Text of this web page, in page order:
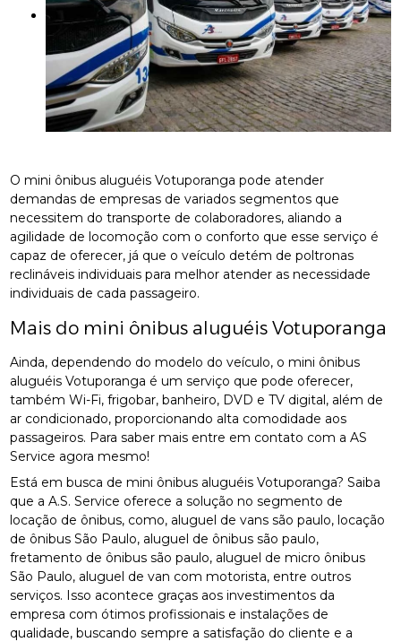
O mini ônibus aluguéis Votuporanga pode atender
demandas de empresas de variados segmentos que
necessitem do transporte de colaboradores, aliando a
agilidade de locomoção com o conforto que esse serviço é
capaz de oferecer, já que o veículo detém de poltronas
reclináveis individuais para melhor atender as necessidade
individuais de cada passageiro.
Mais do mini ônibus aluguéis Votuporanga
Ainda, dependendo do modelo do veículo, o mini ônibus
aluguéis Votuporanga é um serviço que pode oferecer,
também Wi-Fi, frigobar, banheiro, DVD e TV digital, além de
ar condicionado, proporcionando alta comodidade aos
passageiros. Para saber mais entre em contato com a AS
Service agora mesmo!
Está em busca de mini ônibus aluguéis Votuporanga? Saiba
que a A.S. Service oferece a solução no segmento de
locação de ônibus, como, aluguel de vans são paulo, locação
de ônibus São Paulo, aluguel de ônibus são paulo,
fretamento de ônibus são paulo, aluguel de micro ônibus
São Paulo, aluguel de van com motorista, entre outros
serviços. Isso acontece graças aos investimentos da
empresa com ótimos profissionais e instalações de
qualidade, buscando sempre a satisfação do cliente e a